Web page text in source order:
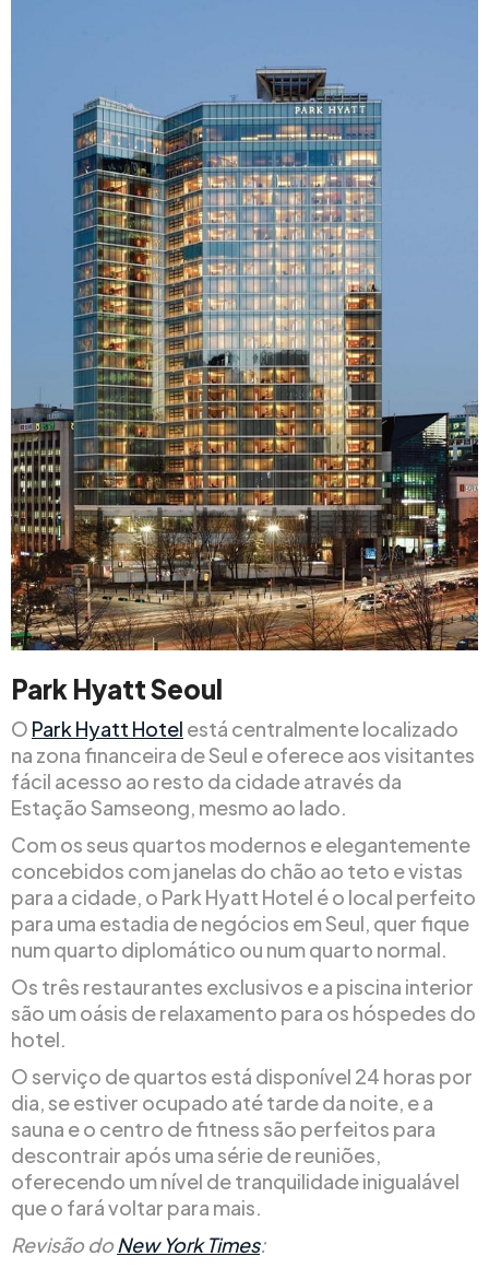
Park Hyatt Seoul
O Park Hyatt Hotel está centralmente localizado
na zona financeira de Seul e oferece aos visitantes
fácil acesso ao resto da cidade através da
Estação Samseong, mesmo ao lado.
Com os seus quartos modernos e elegantemente
concebidos com janelas do chão ao teto e vistas
para a cidade, o Park Hyatt Hotel é o local perfeito
para uma estadia de negócios em Seul, quer fique
num quarto diplomático ou num quarto normal.
Os três restaurantes exclusivos e a piscina interior
são um oásis de relaxamento para os hóspedes do
hotel.
O serviço de quartos está disponível 24 horas por
dia, se estiver ocupado até tarde da noite, e a
sauna e o centro de fitness são perfeitos para
descontrair após uma série de reuniões,
oferecendo um nível de tranquilidade inigualável
que o fará voltar para mais.
Revisão doNew York Times: